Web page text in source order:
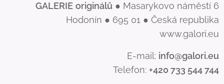
GALERIE originálů ● Masarykovo náměstí 6
Hodonín ● 695 01 ● Česká republika
www.galori.eu
E-mail: info@galori.eu
Telefon: +420 733 544 744